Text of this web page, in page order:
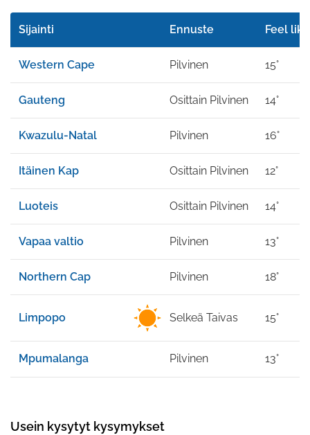
Sijainti Ennuste Feel like
Western Cape Pilvinen 15°
Gauteng Osittain Pilvinen 14°
Kwazulu-Natal Pilvinen 16°
Itäinen Kap Osittain Pilvinen 12°
Luoteis Osittain Pilvinen 14°
Vapaa valtio Pilvinen 13°
Northern Cap Pilvinen 18°
Limpopo Selkeä Taivas 15°
Mpumalanga Pilvinen 13°
Usein kysytyt kysymykset